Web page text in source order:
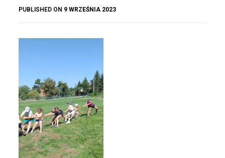
PUBLISHED ON 9 WRZEŚNIA 2023